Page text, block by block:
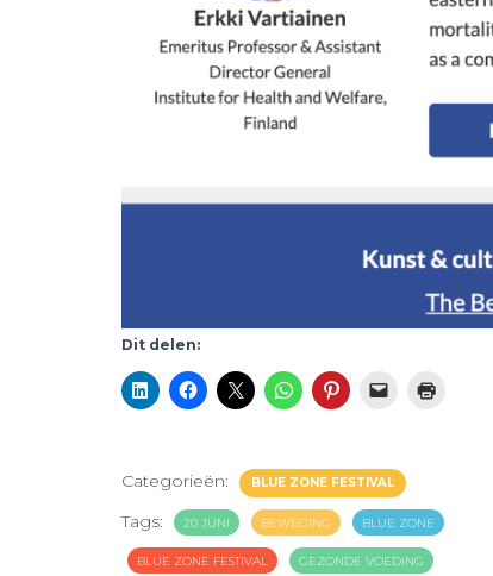
Dit delen:
Categorieën: BLUE ZONE FESTIVAL
Tags: 20 JUNI BEWEGING BLUE ZONE
BLUE ZONE FESTIVAL GEZONDE VOEDING